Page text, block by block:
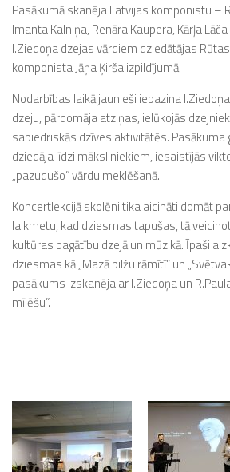
Pasākumā skanēja Latvijas komponistu –
Imanta Kalniņa, Renāra Kaupera, Kārļa
I.Ziedoņa dzejas vārdiem dziedātājas
komponista Jāņa Ķirša izpildījumā.
Nodarbības laikā jaunieši iepazina
dzeju, pārdomāja atziņas, ielūkojās
sabiedriskās dzīves aktivitātēs. Pasākuma
dziedāja līdzi māksliniekiem, iesaistījās
„pazudušo” vārdu meklēšanā.
Koncertlekcijā skolēni tika aicināti domāt
laikmetu, kad dziesmas tapušas, tā
kultūras bagātību dzejā un mūzikā. Īpaši
dziesmas kā „Mazā bilžu rāmītī” un
pasākums izskanēja ar I.Ziedoņa un
mīlēšu”.